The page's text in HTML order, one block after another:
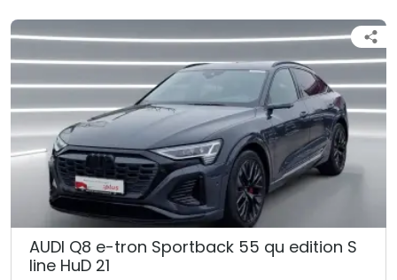
AUDI Q8 e-tron Sportback 55 qu edition S
line HuD 21